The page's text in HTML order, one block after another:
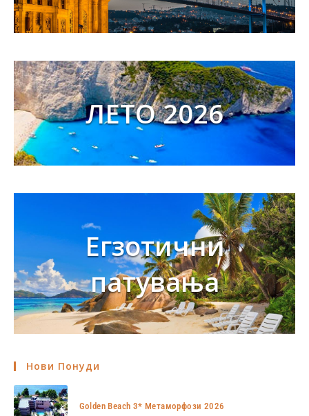
ЛЕТО 2026
Егзотични
патувања
Нови Понуди
Golden Beach 3* Метаморфози 2026